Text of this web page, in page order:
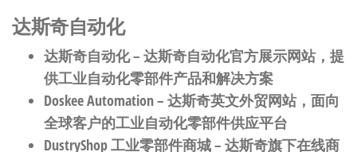
达斯奇自动化
达斯奇自动化– 达斯奇自动化官方展示网站，提
供工业自动化零部件产品和解决方案
Doskee Automation– 达斯奇英文外贸网站，面向
全球客户的工业自动化零部件供应平台
DustryShop 工业零部件商城– 达斯奇旗下在线商